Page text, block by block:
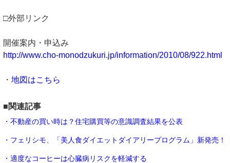
□外部リンク
開催案内・申込み
http://www.cho-monodzukuri.jp/information/2010/08/922.html
・ 地図はこちら
■関連記事
・不動産の買い時は？住宅購買等の意識調査結果を公表
・フェリシモ、「美人食ダイエットダイアリープログラム」新発売！
・適度なコーヒーは心臓病リスクを軽減する